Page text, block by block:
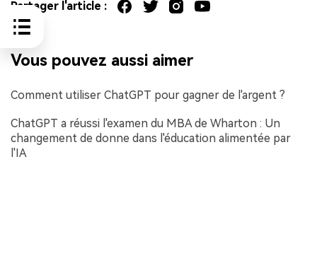
Partager l'article :
Vous pouvez aussi aimer
Comment utiliser ChatGPT pour gagner de l'argent ?
ChatGPT a réussi l'examen du MBA de Wharton : Un
changement de donne dans l'éducation alimentée par
l'IA